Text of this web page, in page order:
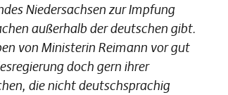
Niedersachsen zur Impfung
außerhalb der deutschen gibt.
von Ministerin Reimann vor gut
doch gern ihrer
die nicht deutschsprachig